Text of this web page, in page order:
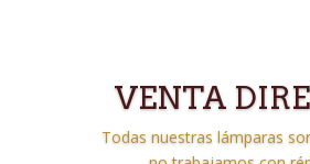
VENTA
Todas nuestras lámparas